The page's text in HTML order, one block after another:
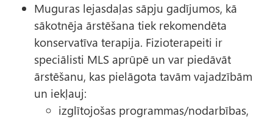
Muguras lejasdaļas sāpju gadījumos, kā
sākotnēja ārstēšana tiek rekomendēta
konservatīva terapija. Fizioterapeiti ir
speciālisti MLS aprūpē un var piedāvāt
ārstēšanu, kas pielāgota tavām vajadzībām
un iekļauj:
izglītojošas programmas/nodarbības,